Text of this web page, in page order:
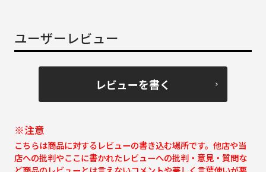
ユーザーレビュー
レビューを書く
※注意
こちらは商品に対するレビューの書き込む場所です。他店や当
店への批判やここに書かれたレビューへの批判・意見・質問な